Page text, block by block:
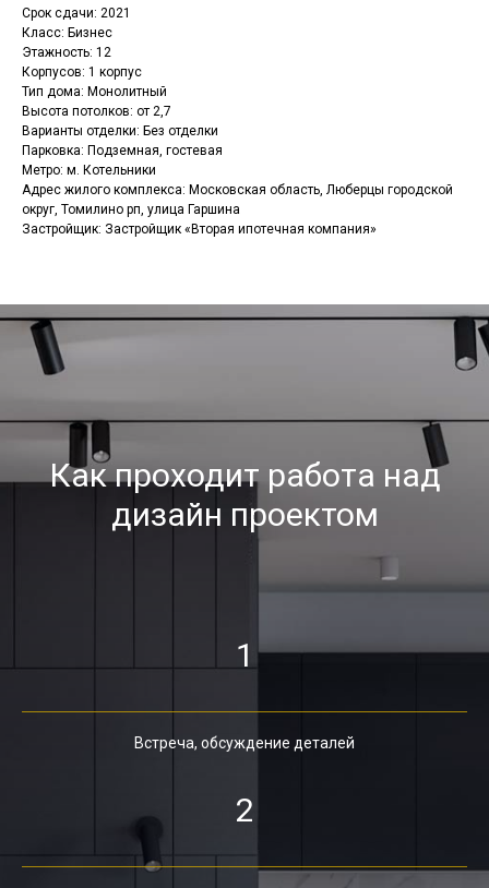
Срок сдачи: 2021
Класс: Бизнес
Этажность: 12
Корпусов: 1 корпус
Тип дома: Монолитный
Высота потолков: от 2,7
Варианты отделки: Без отделки
Парковка: Подземная, гостевая
Метро: м. Котельники
Адрес жилого комплекса: Московская область, Люберцы городской
округ, Томилино рп, улица Гаршина
Застройщик: Застройщик «Вторая ипотечная компания»
Как проходит работа над
дизайн проектом
1
Встреча, обсуждение деталей
2